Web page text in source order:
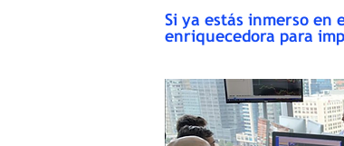
Si ya estás inmerso en
enriquecedora para